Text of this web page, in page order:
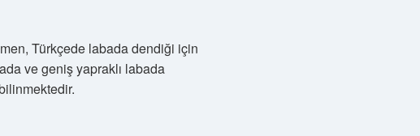
Türkçede labada dendiği için
ve geniş yapraklı labada